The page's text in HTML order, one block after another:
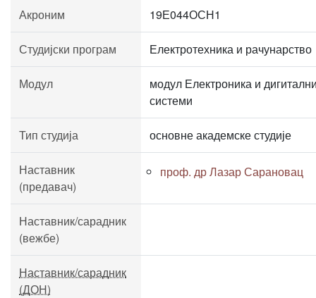
Акроним 19Е044ОСН1
Студијски програм Електротехника и рачунарство
Модул
модул Електроника и
системи
Тип студија основне академске студије
Наставник
(предавач)
проф. др Лазар Сарановац
Наставник/сарадник
(вежбе)
Наставник/сарадник
(ДОН)